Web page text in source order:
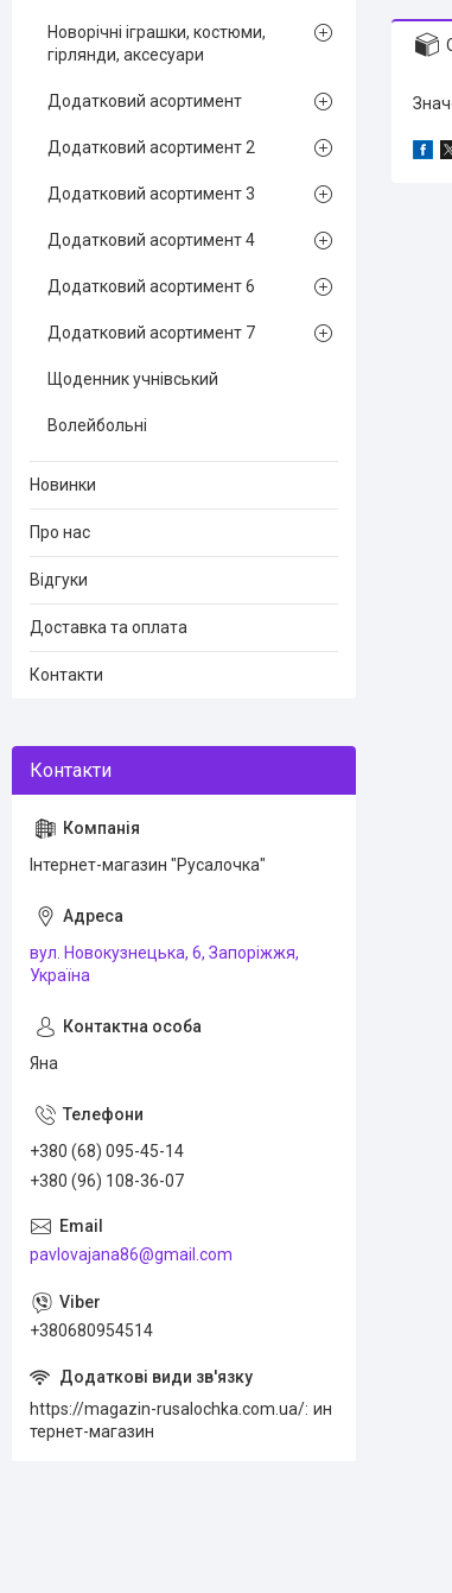
Новорічні іграшки, костюми,
гірлянди, аксесуари
Додатковий асортимент
Додатковий асортимент 2
Додатковий асортимент 3
Додатковий асортимент 4
Додатковий асортимент 6
Додатковий асортимент 7
Щоденник учнівський
Волейбольні
Новинки
Про нас
Відгуки
Доставка та оплата
Контакти
Інтернет-магазин "Русалочка"
вул. Новокузнецька, 6, Запоріжжя,
Україна
Яна
+380 (68) 095-45-14
+380 (96) 108-36-07
pavlovajana86@gmail.com
+380680954514
https://magazin-rusalochka.com.ua/ ин
тернет-магазин